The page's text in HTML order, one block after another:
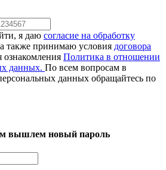
я даю согласие на обработку
также принимаю условия договора
ознакомления Политика в отношении
данных. По всем вопросам в
данных обращайтесь по
вышлем новый пароль